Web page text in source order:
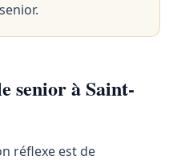
senior à Saint-
réflexe est de